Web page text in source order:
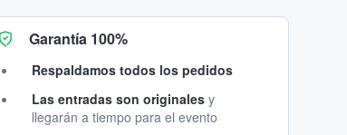
Garantía 100%
Respaldamos todos los pedidos
Las entradas son originales y
llegarán a tiempo para el evento